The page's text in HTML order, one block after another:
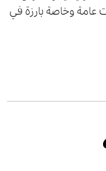
عامة وخاصة بارزة في